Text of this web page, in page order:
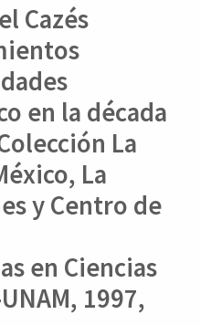
Cazés
en la década
La
La
y Centro de
en Ciencias
1997,